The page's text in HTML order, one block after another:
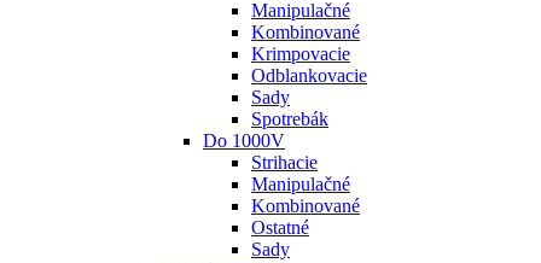
Manipulačné
Kombinované
Krimpovacie
Odblankovacie
Sady
Spotrebák
Do 1000V
Strihacie
Manipulačné
Kombinované
Ostatné
Sady